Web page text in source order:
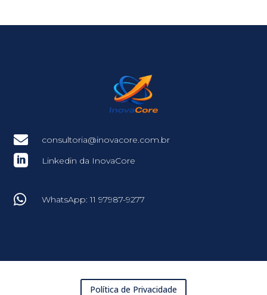
 consultoria@inovacore.com.br
 Linkedin da InovaCore
 WhatsApp: 11 97987-9277
Política de Privacidade